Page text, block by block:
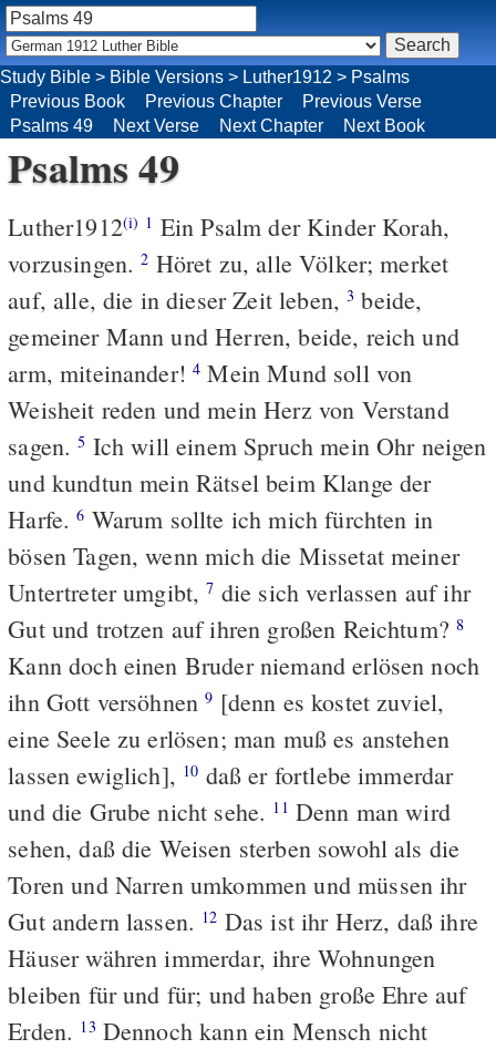
Study Bible > Bible Versions > Luther1912 > Psalms
Previous Book
Previous Chapter
Previous Verse
Psalms 49
Next Verse Next Chapter Next Book
Psalms 49
Luther1912(i) 1 Ein Psalm der Kinder Korah,
vorzusingen.2 Höret zu, alle Völker; merket
auf, alle, die in dieser Zeit leben,3 beide,
gemeiner Mann und Herren, beide, reich und
arm, miteinander!4 Mein Mund soll von
Weisheit reden und mein Herz von Verstand
sagen.5 Ich will einem Spruch mein Ohr neigen
und kundtun mein Rätsel beim Klange der
Harfe.6 Warum sollte ich mich fürchten in
bösen Tagen, wenn mich die Missetat meiner
Untertreter umgibt,7 die sich verlassen auf ihr
Gut und trotzen auf ihren großen Reichtum?8
Kann doch einen Bruder niemand erlösen noch
ihn Gott versöhnen9 [denn es kostet zuviel,
eine Seele zu erlösen; man muß es anstehen
lassen ewiglich], 10 daß er fortlebe immerdar
und die Grube nicht sehe. 11 Denn man wird
sehen, daß die Weisen sterben sowohl als die
Toren und Narren umkommen und müssen ihr
Gut andern lassen. 12 Das ist ihr Herz, daß ihre
Häuser währen immerdar, ihre Wohnungen
bleiben für und für; und haben große Ehre auf
Erden. 13 Dennoch kann ein Mensch nicht